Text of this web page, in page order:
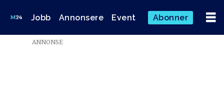
Jobb Annonsere Event Abonner
ANNONSE